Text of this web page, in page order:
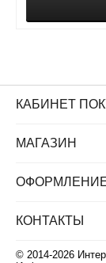
КАБИНЕТ
МАГАЗИН
КОНТАКТЫ
© 2014-2026